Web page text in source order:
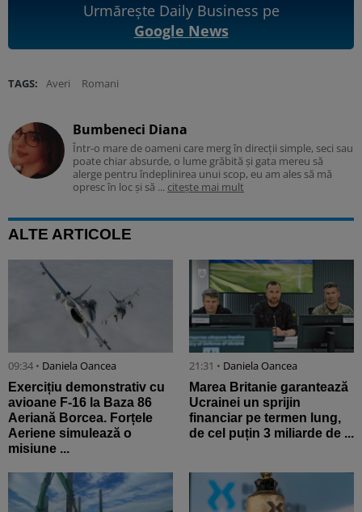
Urmărește Daily Business pe
Google News
TAGS: Averi Romani
Bumbeneci Diana
Într-o mare de oameni care merg în direcții simple, seci sau
poate chiar absurde, o lume grăbită și gata mereu să
alerge pentru îndeplinirea unui scop, eu am ales să mă
opresc în loc și să ... citește mai mult
ALTE ARTICOLE
09:34 • Daniela Oancea
Exercițiu demonstrativ cu
avioane F-16 la Baza 86
Aeriană Borcea. Forțele
Aeriene simulează o
misiune ...
21:31 • Daniela Oancea
Marea Britanie garantează
Ucrainei un sprijin
financiar pe termen lung,
de cel puțin 3 miliarde de ...